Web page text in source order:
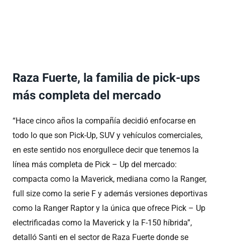
Raza Fuerte, la familia de pick-ups
más completa del mercado
“Hace cinco años la compañía decidió enfocarse en
todo lo que son Pick-Up, SUV y vehículos comerciales,
en este sentido nos enorgullece decir que tenemos la
línea más completa de Pick – Up del mercado:
compacta como la Maverick, mediana como la Ranger,
full size como la serie F y además versiones deportivas
como la Ranger Raptor y la única que ofrece Pick – Up
electrificadas como la Maverick y la F-150 híbrida”,
detalló Santi en el sector de Raza Fuerte donde se